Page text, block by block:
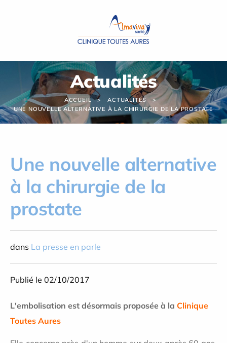
Actualités
ACCUEIL
ACTUALITÉS
UNE NOUVELLE ALTERNATIVE À LA CHIRURGIE DE LA PROSTATE
Une nouvelle alternative
à la chirurgie de la
prostate
dans La presse en parle
Publié le 02/10/2017
L'embolisation est désormais proposée à la Clinique
Toutes Aures